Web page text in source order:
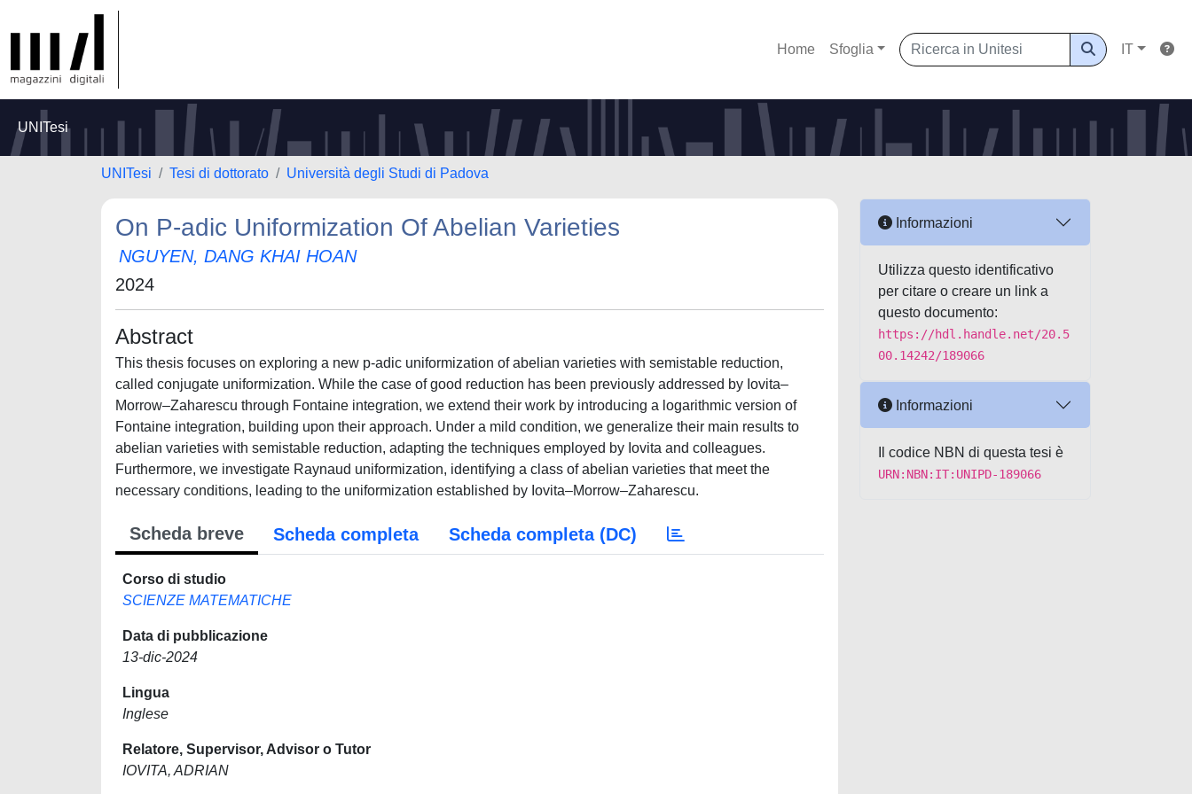
Home Sfoglia IT
UNITesi
UNITesi Tesi di dottorato Università degli Studi di Padova
On P-adic Uniformization Of Abelian Varieties
NGUYEN, DANG KHAI HOAN
2024
Abstract
This thesis focuses on exploring a new p-adic uniformization of abelian varieties with semistable reduction,
called conjugate uniformization. While the case of good reduction has been previously addressed by Iovita–
Morrow–Zaharescu through Fontaine integration, we extend their work by introducing a logarithmic version of
Fontaine integration, building upon their approach. Under a mild condition, we generalize their main results to
abelian varieties with semistable reduction, adapting the techniques employed by Iovita and colleagues.
Furthermore, we investigate Raynaud uniformization, identifying a class of abelian varieties that meet the
necessary conditions, leading to the uniformization established by Iovita–Morrow–Zaharescu.
Scheda breve Scheda completa Scheda completa (DC)
Corso di studio
SCIENZE MATEMATICHE
Data di pubblicazione
13-dic-2024
Lingua
Inglese
Relatore, Supervisor, Advisor o Tutor
IOVITA, ADRIAN
Informazioni
Utilizza questo identificativo
per citare o creare un link a
questo documento:
https://hdl.handle.net/20.5
00.14242/189066
Informazioni
Il codice NBN di questa tesi è
URN:NBN:IT:UNIPD-189066